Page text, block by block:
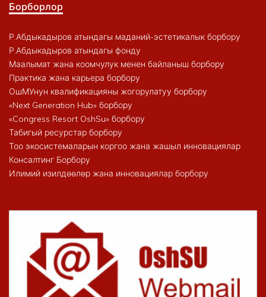
Борборлор
Р.Абдыкадыров атындагы маданий-эстетикалык борбору
Р.Абдыкадыров атындагы фонду
Маалымат жана коомчулук менен байланыш борбору
Практика жана карьера борбору
ОшМУнун квалификацияны жогорулатуу борбору
«Next Generation Hub» борбору
«Congress Resort OshSu» борбору
Табигый ресурстар борбору
Тоо экосистемаларын коргоо жана жашыл инновациялар
Консалтинг Борбору
Илимий изилдөөлөр жана инновациялар борбору